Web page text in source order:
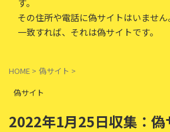
す。
その住所や電話に偽サイトはいませ
一致すれば、それは偽サイトです。
HOME > 偽サイト >
偽サイト
2022年1月25日収集：偽